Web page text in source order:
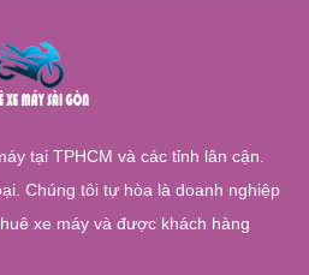
tại TPHCM và các tỉnh lân cận.
Chúng tôi tự hòa là doanh nghiệp
xe máy và được khách hàng